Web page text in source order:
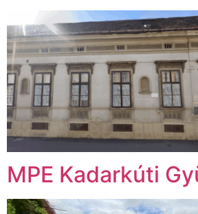
MPE Kadarkúti